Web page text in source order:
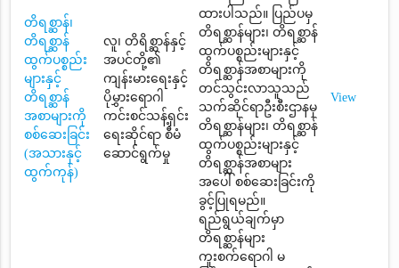
တိရစ္ဆာန်၊
တိရစ္ဆာန်
ထွက်ပစ္စည်း
များနှင့်
တိရစ္ဆာန်
အစာများကို
စစ်ဆေးခြင်း
(အသားနှင့်
ထွက်ကုန်)
လူ၊ တိရိစ္ဆာန်နှင့်
အပင်တို့၏
ကျန်းမားရေးနှင့်
ပိုမွှားရောဂါ
ကင်းစင်သန့်ရှင်း
ရေးဆိုင်ရာ စီမံ
ဆောင်ရွက်မှု
ထားပါသည်။ ပြည်ပမှ
တိရစ္ဆာန်များ၊ တိရစ္ဆာန်
ထွက်ပစ္စည်းများနှင့်
တိရစ္ဆာန်အစာများကို
တင်သွင်းလာသူသည်
သက်ဆိုင်ရာဦးစီးဌာနမှ
တိရစ္ဆာန်များ၊ တိရစ္ဆာန်
ထွက်ပစ္စည်းများနှင့်
တိရစ္ဆာန်အစာများ
အပေါ် စစ်ဆေးခြင်းကို
ခွင့်ပြုရမည်။
ရည်ရွယ်ချက်မှာ
တိရစ္ဆာန်များ
ကူးစက်ရောဂါ မ
View